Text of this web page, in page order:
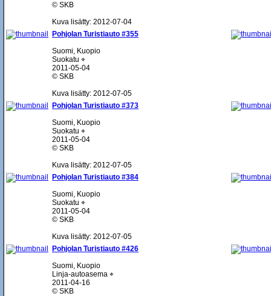
© SKB
Kuva lisätty: 2012-07-04
Pohjolan Turistiauto #355
Suomi, Kuopio
Suokatu ⌖
2011-05-04
© SKB
Kuva lisätty: 2012-07-05
Pohjolan Turistiauto #373
Suomi, Kuopio
Suokatu ⌖
2011-05-04
© SKB
Kuva lisätty: 2012-07-05
Pohjolan Turistiauto #384
Suomi, Kuopio
Suokatu ⌖
2011-05-04
© SKB
Kuva lisätty: 2012-07-05
Pohjolan Turistiauto #426
Suomi, Kuopio
Linja-autoasema ⌖
2011-04-16
© SKB